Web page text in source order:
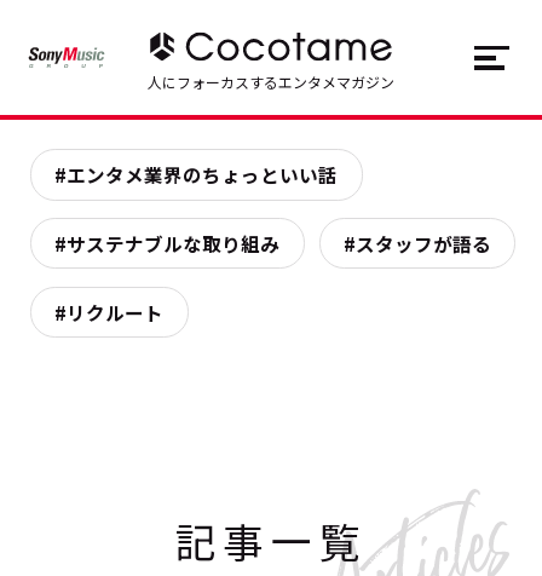
トップ Top
記事一覧 Articles
連載一覧 Series
JP EN
人にフォーカスするエンタメマガジン
#エンタメ業界のちょっといい話
#サステナブルな取り組み #スタッフが語る
#リクルート
記事一覧